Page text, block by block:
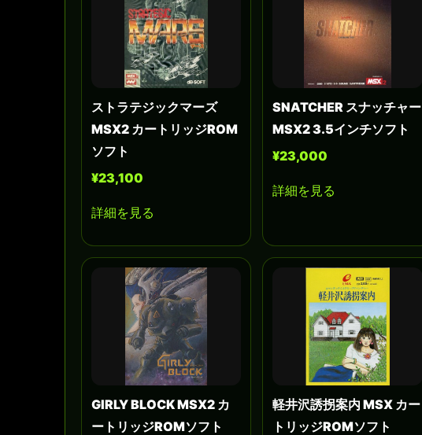
ストラテジックマーズ
MSX2 カートリッジROM
ソフト
¥23,100
詳細を見る
SNATCHER スナッチャー
MSX2 3.5インチソフト
¥23,000
詳細を見る
GIRLY BLOCK MSX2 カ
ートリッジROMソフト
軽井沢誘拐案内 MSX カー
トリッジROMソフト